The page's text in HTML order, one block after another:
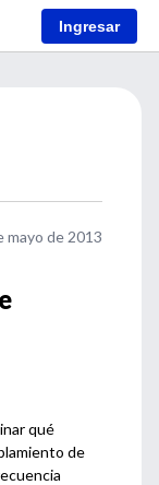
Ingresar
mayo de 2013
qué
de